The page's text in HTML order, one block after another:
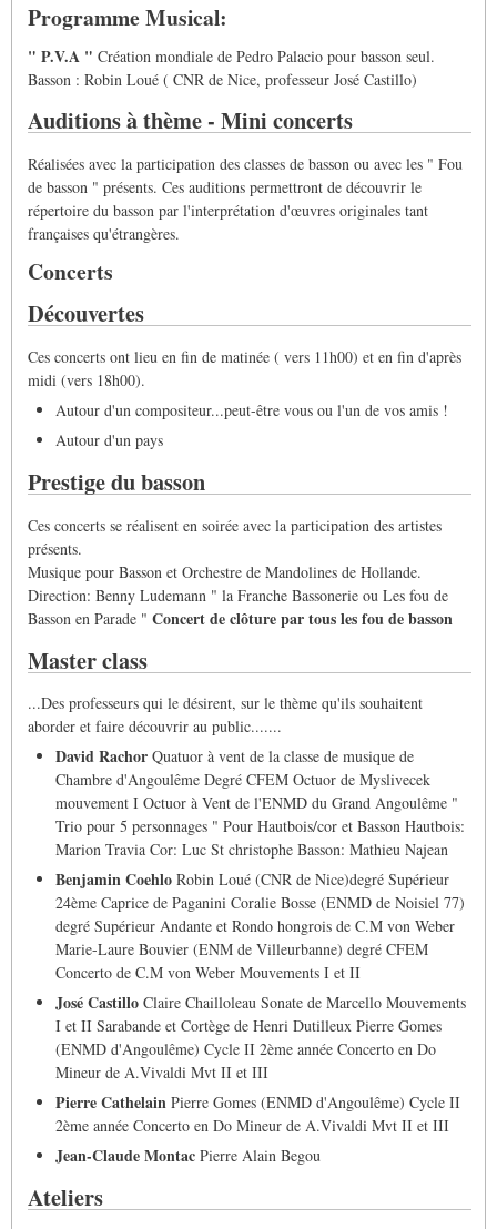
Programme Musical:
" P.V.A " Création mondiale de Pedro Palacio pour basson seul.
Basson : Robin Loué ( CNR de Nice, professeur José Castillo)
Auditions à thème - Mini concerts
Réalisées avec la participation des classes de basson ou avec les " Fou
de basson " présents. Ces auditions permettront de découvrir le
répertoire du basson par l'interprétation d'œuvres originales tant
françaises qu'étrangères.
Concerts
Découvertes
Ces concerts ont lieu en fin de matinée ( vers 11h00) et en fin d'après
midi (vers 18h00).
Autour d'un compositeur...peut-être vous ou l'un de vos amis !
Autour d'un pays
Prestige du basson
Ces concerts se réalisent en soirée avec la participation des artistes
présents.
Musique pour Basson et Orchestre de Mandolines de Hollande.
Direction: Benny Ludemann " la Franche Bassonerie ou Les fou de
Basson en Parade " Concert de clôture par tous les fou de basson
Master class
...Des professeurs qui le désirent, sur le thème qu'ils souhaitent
aborder et faire découvrir au public.......
David Rachor Quatuor à vent de la classe de musique de
Chambre d'Angoulême Degré CFEM Octuor de Myslivecek
mouvement I Octuor à Vent de l'ENMD du Grand Angoulême "
Trio pour 5 personnages " Pour Hautbois/cor et Basson Hautbois:
Marion Travia Cor: Luc St christophe Basson: Mathieu Najean
Benjamin Coehlo Robin Loué (CNR de Nice)degré Supérieur
24ème Caprice de Paganini Coralie Bosse (ENMD de Noisiel 77)
degré Supérieur Andante et Rondo hongrois de C.M von Weber
Marie-Laure Bouvier (ENM de Villeurbanne) degré CFEM
Concerto de C.M von Weber Mouvements I et II
José Castillo Claire Chailloleau Sonate de Marcello Mouvements
I et II Sarabande et Cortège de Henri Dutilleux Pierre Gomes
(ENMD d'Angoulême) Cycle II 2ème année Concerto en Do
Mineur de A.Vivaldi Mvt II et III
Pierre Cathelain Pierre Gomes (ENMD d'Angoulême) Cycle II
2ème année Concerto en Do Mineur de A.Vivaldi Mvt II et III
Jean-Claude Montac Pierre Alain Begou
Ateliers